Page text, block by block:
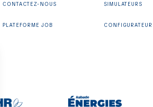
CONTACTEZ-NOUS
PLATEFORME JOB
SIMULATEURS